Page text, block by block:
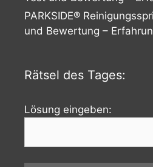
PARKSIDE®
und Bewertung –
Rätsel des Tages:
Lösung eingeben: